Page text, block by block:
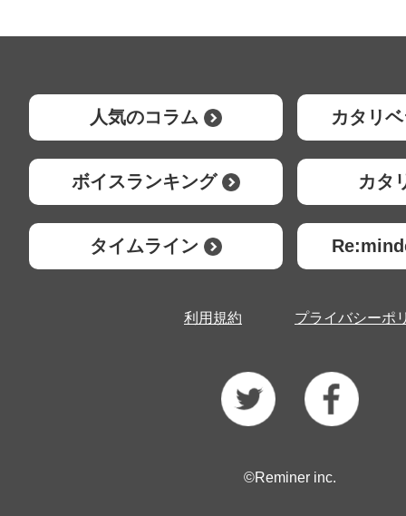
人気のコラム カタリ
ボイスランキング カタ
タイムライン
利用規約 プライバシーポ
©Reminer inc.